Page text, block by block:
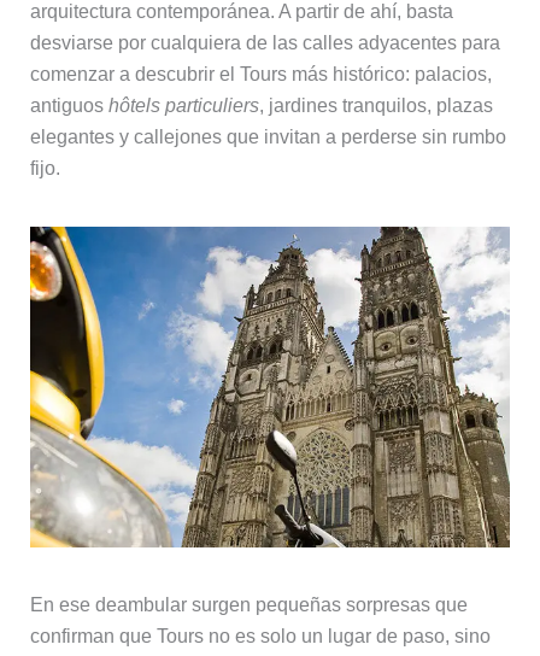
arquitectura contemporánea. A partir de ahí, basta
desviarse por cualquiera de las calles adyacentes para
comenzar a descubrir el Tours más histórico: palacios,
antiguos hôtels particuliers, jardines tranquilos, plazas
elegantes y callejones que invitan a perderse sin rumbo
fijo.
En ese deambular surgen pequeñas sorpresas que
confirman que Tours no es solo un lugar de paso, sino